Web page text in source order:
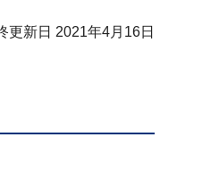
更新日 2021年4月16日